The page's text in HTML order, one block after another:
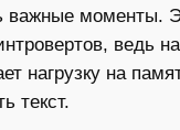
важные моменты.
ведь
нагрузку на
текст.